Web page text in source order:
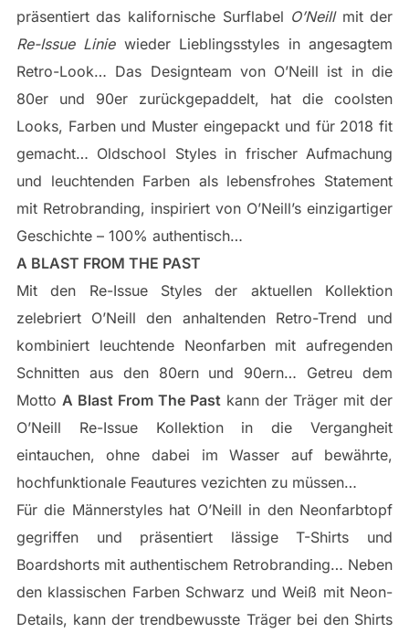
präsentiert das kalifornische Surflabel O’Neill mit der
Re-Issue Liniewieder Lieblingsstyles in angesagtem
Retro-Look… Das Designteam von O’Neill ist in die
80er und 90er zurückgepaddelt, hat die coolsten
Looks, Farben und Muster eingepackt und für 2018 fit
gemacht… Oldschool Styles in frischer Aufmachung
und leuchtenden Farben als lebensfrohes Statement
mit Retrobranding, inspiriert von O’Neill’s einzigartiger
Geschichte – 100% authentisch…
A BLAST FROM THE PAST
Mit den Re-Issue Styles der aktuellen Kollektion
zelebriert O’Neill den anhaltenden Retro-Trend und
kombiniert leuchtende Neonfarben mit aufregenden
Schnitten aus den 80ern und 90ern… Getreu dem
Motto A Blast From The Past kann der Träger mit der
O’Neill Re-Issue Kollektion in die Vergangheit
eintauchen, ohne dabei im Wasser auf bewährte,
hochfunktionale Feautures vezichten zu müssen…
Für die Männerstyles hat O’Neill in den Neonfarbtopf
gegriffen und präsentiert lässige T-Shirts und
Boardshorts mit authentischem Retrobranding… Neben
den klassischen Farben Schwarz und Weiß mit Neon-
Details, kann der trendbewusste Träger bei den Shirts